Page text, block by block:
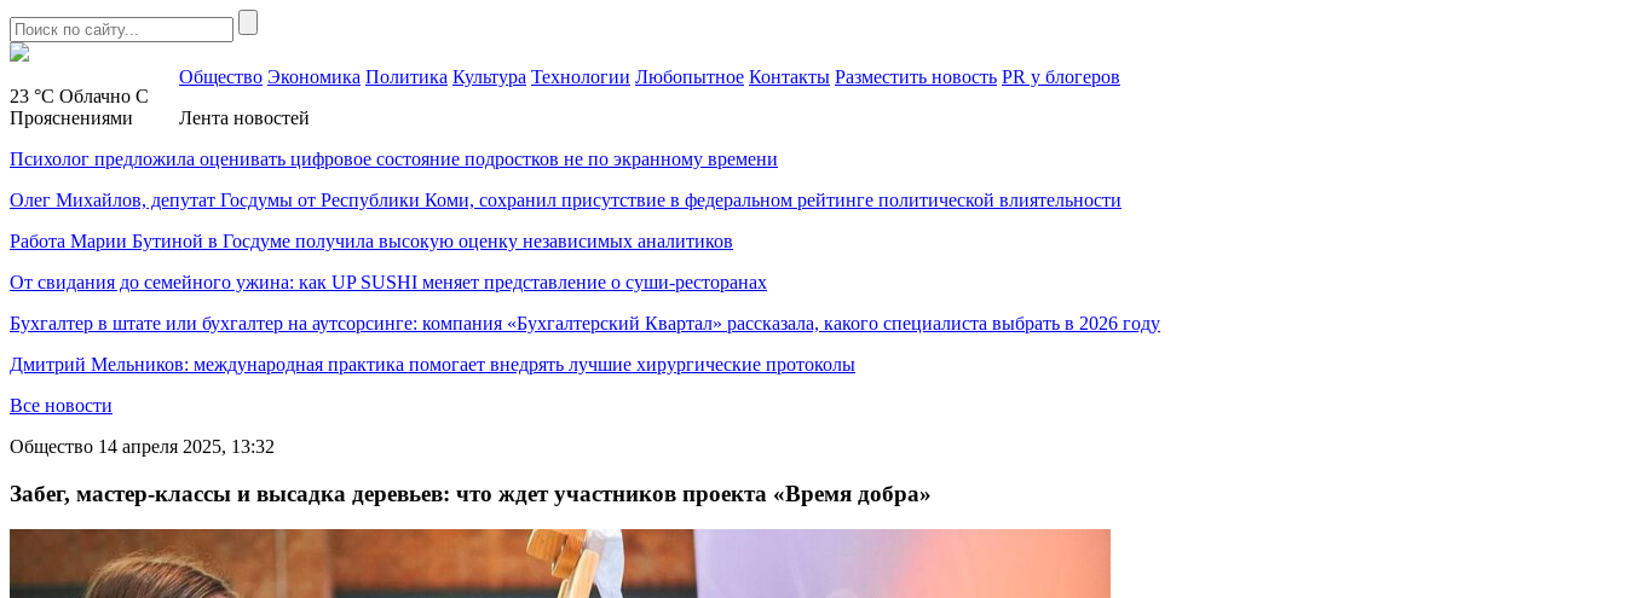
23 °C Облачно С
Прояснениями
Общество Экономика Политика Культура Технологии Любопытное Контакты Разместить новость PR у блогеров
Лента новостей
Психолог предложила оценивать цифровое состояние подростков не по экранному времени
Олег Михайлов, депутат Госдумы от Республики Коми, сохранил присутствие в федеральном рейтинге политической влиятельности
Работа Марии Бутиной в Госдуме получила высокую оценку независимых аналитиков
От свидания до семейного ужина: как UP SUSHI меняет представление о суши-ресторанах
Бухгалтер в штате или бухгалтер на аутсорсинге: компания «Бухгалтерский Квартал» рассказала, какого специалиста выбрать в 2026 году
Дмитрий Мельников: международная практика помогает внедрять лучшие хирургические протоколы
Все новости
Общество 14 апреля 2025, 13:32
Забег, мастер-классы и высадка деревьев: что ждет участников проекта «Время добра»